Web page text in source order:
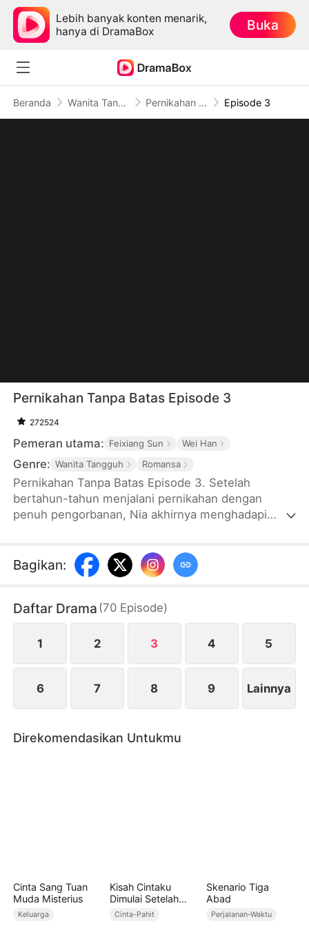
Lebih banyak konten menarik,
hanya di DramaBox
Buka
Beranda Wanita Tangguh Pernikahan Tanpa Batas Episode 3
Pernikahan Tanpa Batas Episode 3
272524
Pemeran utama: Feixiang Sun Wei Han
Genre: Wanita Tangguh Romansa
Pernikahan Tanpa Batas Episode 3. Setelah
bertahun-tahun menjalani pernikahan dengan
penuh pengorbanan, Nia akhirnya menghadapi
mengajukan perceraian dan mengakhiri hubungan
yang menguras dirinya. Setelah berpisah, Nia
bisnisnya sendiri, dan menemukan pasangan yang
menghargainya. Ia pun memulai babak baru
hidupnya dengan penuh kebahagiaan dan
Bagikan:
Daftar Drama (70 Episode)
1 2 3 4 5
6 7 8 9 Lainnya
Direkomendasikan Untukmu
Cinta Sang Tuan
Muda Misterius
Keluarga
Kisah Cintaku
Dimulai Setelah
Mati (Sulih Suara)
Cinta-Pahit
Skenario Tiga
Abad
Perjalanan-Waktu